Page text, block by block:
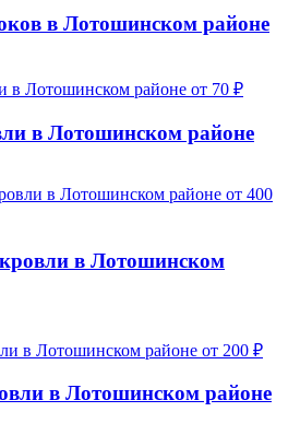
в Лотошинском районе
от 70 ₽
в Лотошинском районе
от 400
в Лотошинском
от 200 ₽
в Лотошинском районе